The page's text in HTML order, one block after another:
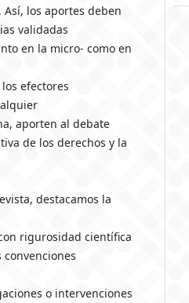
los aportes deben
validadas
en la micro- como en
efectores
aporten al debate
de los derechos y la
destacamos la
rigurosidad científica
o intervenciones